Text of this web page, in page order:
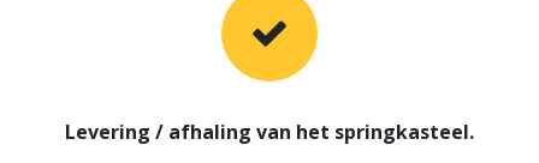
Levering / afhaling van het springkasteel.